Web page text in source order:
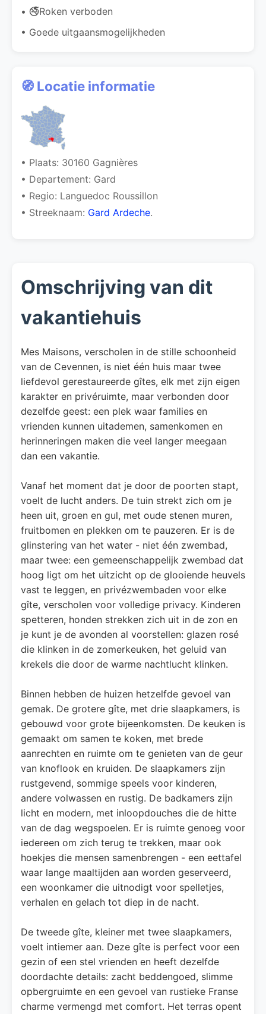
• 🚭Roken verboden
• Goede uitgaansmogelijkheden
🧭 Locatie informatie
• Plaats: 30160 Gagnières
• Departement: Gard
• Regio: Languedoc Roussillon
• Streeknaam: Gard Ardeche.
Omschrijving van dit
vakantiehuis
Mes Maisons, verscholen in de stille schoonheid
van de Cevennen, is niet één huis maar twee
liefdevol gerestaureerde gîtes, elk met zijn eigen
karakter en privéruimte, maar verbonden door
dezelfde geest: een plek waar families en
vrienden kunnen uitademen, samenkomen en
herinneringen maken die veel langer meegaan
dan een vakantie.
Vanaf het moment dat je door de poorten stapt,
voelt de lucht anders. De tuin strekt zich om je
heen uit, groen en gul, met oude stenen muren,
fruitbomen en plekken om te pauzeren. Er is de
glinstering van het water - niet één zwembad,
maar twee: een gemeenschappelijk zwembad dat
hoog ligt om het uitzicht op de glooiende heuvels
vast te leggen, en privézwembaden voor elke
gîte, verscholen voor volledige privacy. Kinderen
spetteren, honden strekken zich uit in de zon en
je kunt je de avonden al voorstellen: glazen rosé
die klinken in de zomerkeuken, het geluid van
krekels die door de warme nachtlucht klinken.
Binnen hebben de huizen hetzelfde gevoel van
gemak. De grotere gîte, met drie slaapkamers, is
gebouwd voor grote bijeenkomsten. De keuken is
gemaakt om samen te koken, met brede
aanrechten en ruimte om te genieten van de geur
van knoflook en kruiden. De slaapkamers zijn
rustgevend, sommige speels voor kinderen,
andere volwassen en rustig. De badkamers zijn
licht en modern, met inloopdouches die de hitte
van de dag wegspoelen. Er is ruimte genoeg voor
iedereen om zich terug te trekken, maar ook
hoekjes die mensen samenbrengen - een eettafel
waar lange maaltijden aan worden geserveerd,
een woonkamer die uitnodigt voor spelletjes,
verhalen en gelach tot diep in de nacht.
De tweede gîte, kleiner met twee slaapkamers,
voelt intiemer aan. Deze gîte is perfect voor een
gezin of een stel vrienden en heeft dezelfde
doordachte details: zacht beddengoed, slimme
opbergruimte en een gevoel van rustieke Franse
charme vermengd met comfort. Het terras opent